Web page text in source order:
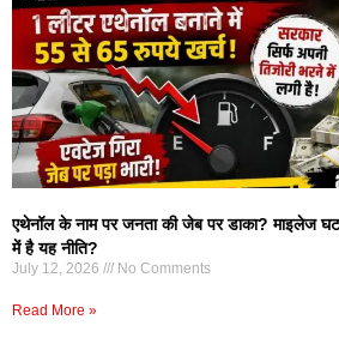
एथेनॉल के नाम पर जनता की जेब पर डाका? माइलेज
में है यह नीति?
July 12, 2026 No Comments
Read More »